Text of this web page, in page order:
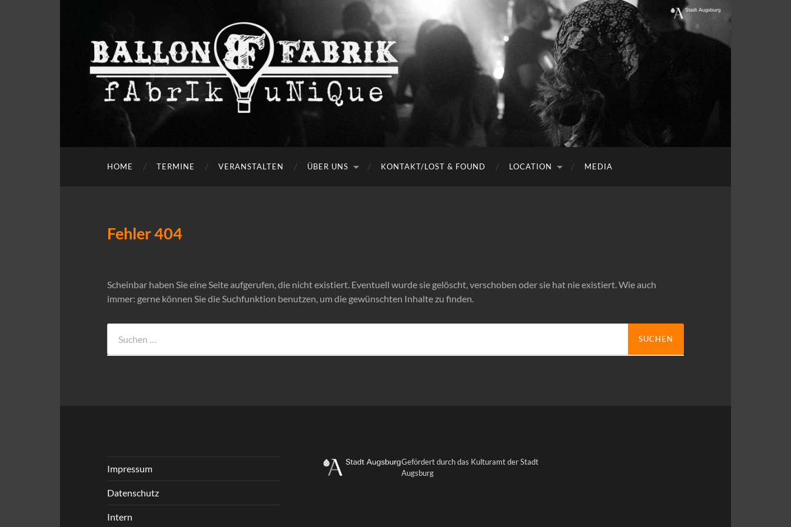
HOME TERMINE VERANSTALTEN ÜBER UNS KONTAKT/LOST & FOUND LOCATION MEDIA
Fehler 404
Scheinbar haben Sie eine Seite aufgerufen, die nicht existiert. Eventuell wurde sie gelöscht, verschoben oder sie hat nie existiert. Wie auch
immer: gerne können Sie die Suchfunktion benutzen, um die gewünschten Inhalte zu finden.
Suchen
nach:
Impressum
Datenschutz
Intern
Gefördert durch das Kulturamt der Stadt
Augsburg